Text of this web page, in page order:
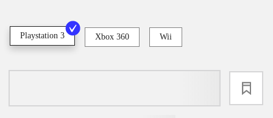
Playstation 3 Xbox 360 Wii